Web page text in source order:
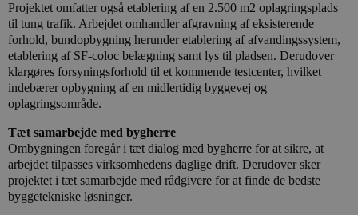
Projektet omfatter også etablering af en 2.500 m2 oplagringsplads
til tung trafik. Arbejdet omhandler afgravning af eksisterende
forhold, bundopbygning herunder etablering af afvandingssystem,
etablering af SF-coloc belægning samt lys til pladsen. Derudover
klargøres forsyningsforhold til et kommende testcenter, hvilket
indebærer opbygning af en midlertidig byggevej og
oplagringsområde.
Tæt samarbejde med bygherre
Ombygningen foregår i tæt dialog med bygherre for at sikre, at
arbejdet tilpasses virksomhedens daglige drift. Derudover sker
projektet i tæt samarbejde med rådgivere for at finde de bedste
byggetekniske løsninger.